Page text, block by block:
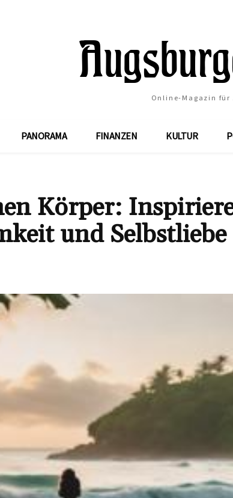
Online-Magazin für
PANORAMA FINANZEN KULTUR
Körper:
und Selbstliebe